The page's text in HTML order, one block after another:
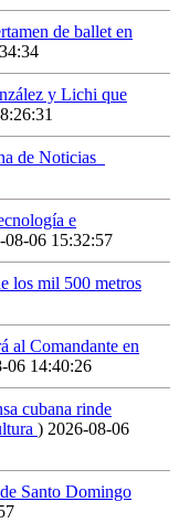
de ballet en
y Lichi que
de Noticias
e
08-06 15:32:57
los mil 500 metros
al Comandante en
06 14:40:26
cubana rinde
) 2026-08-06
Santo Domingo